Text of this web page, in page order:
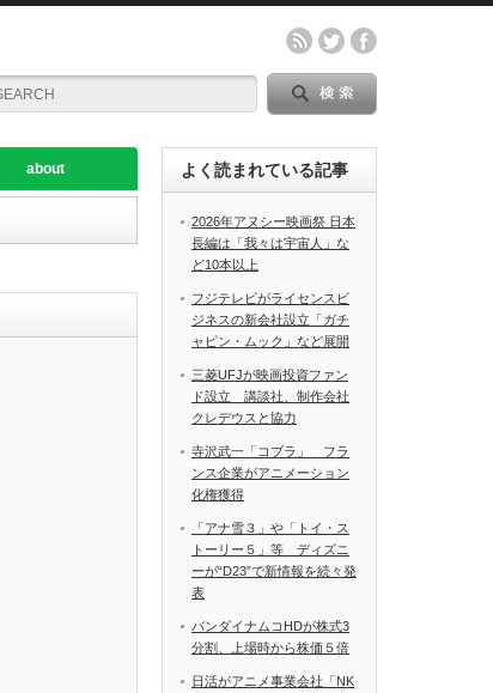
about よく読まれている記事
2026年アヌシー映画祭 日本
長編は「我々は宇宙人」な
ど10本以上
フジテレビがライセンスビ
ジネスの新会社設立「ガチ
ャピン・ムック」など展開
三菱UFJが映画投資ファン
ド設立 講談社、制作会社
クレデウスと協力
寺沢武一「コブラ」 フラ
ンス企業がアニメーション
化権獲得
「アナ雪３」や「トイ・ス
トーリー５」等 ディズニ
ーが“D23”で新情報を続々発
表
バンダイナムコHDが株式3
分割、上場時から株価５倍
日活がアニメ事業会社「NK